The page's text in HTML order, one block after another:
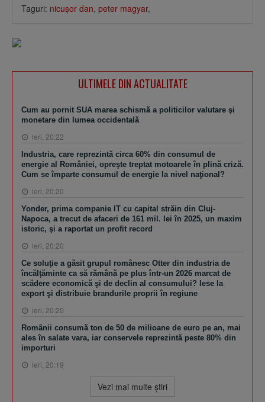
Taguri: nicuşor dan, peter magyar,
ULTIMELE DIN ACTUALITATE
Cum au pornit SUA marea schismă a politicilor valutare şi
monetare din lumea occidentală
ieri, 20:22
Industria, care reprezintă circa 60% din consumul de
energie al României, opreşte treptat motoarele în plină criză.
Cum se împarte consumul de energie la nivel naţional?
ieri, 20:20
Yonder, prima companie IT cu capital străin din Cluj-
Napoca, a trecut de afaceri de 161 mil. lei în 2025, un maxim
istoric, şi a raportat un profit record
ieri, 20:20
Ce soluţie a găsit grupul românesc Otter din industria de
încălţăminte ca să rămână pe plus într-un 2026 marcat de
scădere economică şi de declin al consumului? Iese la
export şi distribuie brandurile proprii în regiune
ieri, 20:20
Românii consumă ton de 50 de milioane de euro pe an, mai
ales în salate vara, iar conservele reprezintă peste 80% din
importuri
ieri, 20:19
Vezi mai multe ştiri